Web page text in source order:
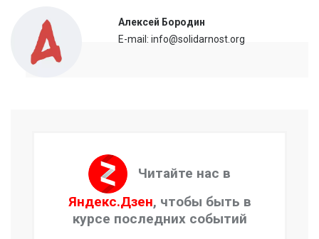
Алексей Бородин
E-mail: info@solidarnost.org
Читайте нас в
Яндекс.Дзен, чтобы быть в
курсе последних событий